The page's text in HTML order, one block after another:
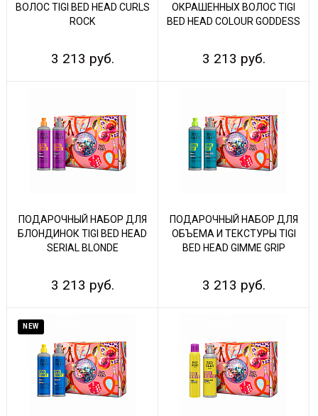
ВОЛОС TIGI BED HEAD CURLS
ROCK
3 213 руб.
ОКРАШЕННЫХ ВОЛОС TIGI
BED HEAD COLOUR GODDESS
3 213 руб.
ПОДАРОЧНЫЙ НАБОР ДЛЯ
БЛОНДИНОК TIGI BED HEAD
SERIAL BLONDE
3 213 руб.
ПОДАРОЧНЫЙ НАБОР ДЛЯ
ОБЪЕМА И ТЕКСТУРЫ TIGI
BED HEAD GIMME GRIP
3 213 руб.
NEW